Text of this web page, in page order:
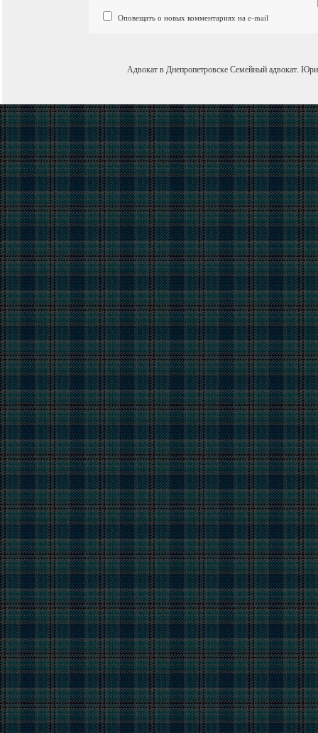
Оповещать о новых комментариях на e-mail
Адвокат в ДнепропетровскеСемейный адвокат.